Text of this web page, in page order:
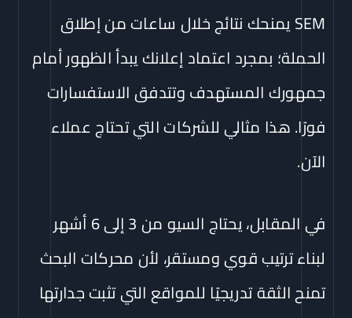
SEM يمنحك نتائج خلال ساعات من إطلاق
الحملة؛ بمجرد اعتماد إعلانك يبدأ الظهور أمام
جمهورك المستهدف وتتدفق الاستفسارات
فورًا. هذا مثالي للشركات التي تحتاج عملاء
الآن.
في المقابل، يحتاج السيو من 3 إلى 6 أشهر
لبناء ترتيب قوي ومستقر، لأن محركات البحث
تمنح الثقة تدريجيًا للمواقع التي تثبت جدارتها